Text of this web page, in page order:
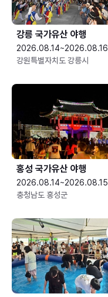
강릉 국가유산 야행
2026.08.14~2026.08.16
강원특별자치도 강릉시
홍성 국가유산 야행
2026.08.14~2026.08.15
충청남도 홍성군